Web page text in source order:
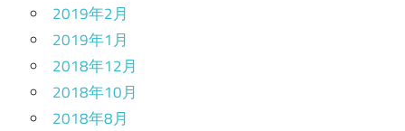
2019年2月
2019年1月
2018年12月
2018年10月
2018年8月